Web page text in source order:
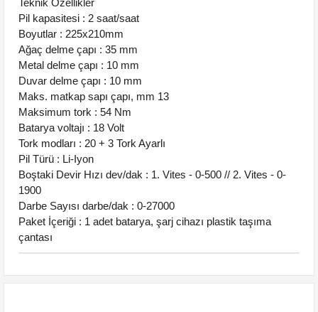
Teknik Özellikler
Pil kapasitesi : 2 saat/saat
Boyutlar : 225x210mm
Ağaç delme çapı : 35 mm
Metal delme çapı : 10 mm
Duvar delme çapı : 10 mm
Maks. matkap sapı çapı, mm 13
Maksimum tork : 54 Nm
Batarya voltajı : 18 Volt
Tork modları : 20 + 3 Tork Ayarlı
Pil Türü : Li-Iyon
Boştaki Devir Hızı dev/dak : 1. Vites - 0-500 // 2. Vites - 0-
1900
Darbe Sayısı darbe/dak : 0-27000
Paket İçeriği : 1 adet batarya, şarj cihazı plastik taşıma
çantası